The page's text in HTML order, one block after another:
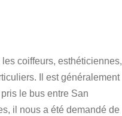
coiffeurs, esthéticiennes,
Il est généralement
le bus entre San
il nous a été demandé de